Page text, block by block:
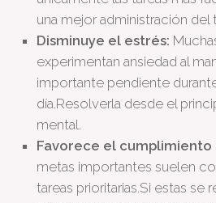
una mejor administración del
Disminuye el estrés:
experimentan ansiedad al
importante pendiente
día.Resolverla desde el
mental.
Favorece el cumplimiento
metas importantes suelen
tareas prioritarias.Si estas se